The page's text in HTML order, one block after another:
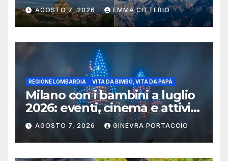
AGOSTO 7, 2026 EMMA CITTERIO
REGIONE LOMBARDIA VITA DA BIMBO, VITA DA PAPÀ
Milano con i bambini a luglio
2026: eventi, cinema e attività
per famiglie
AGOSTO 7, 2026 GINEVRA PORTACCIO